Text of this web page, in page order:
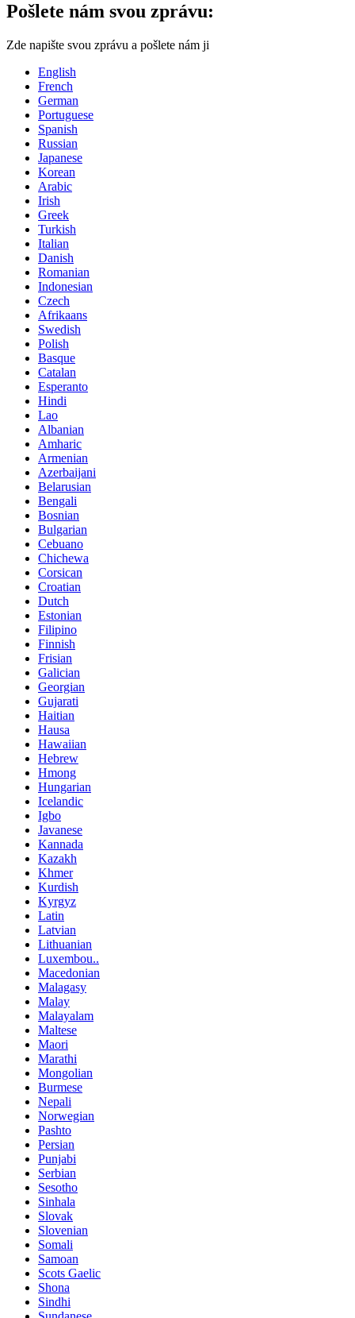
Pošlete nám svou zprávu:
Zde napište svou zprávu a pošlete nám ji
English
French
German
Portuguese
Spanish
Russian
Japanese
Korean
Arabic
Irish
Greek
Turkish
Italian
Danish
Romanian
Indonesian
Czech
Afrikaans
Swedish
Polish
Basque
Catalan
Esperanto
Hindi
Lao
Albanian
Amharic
Armenian
Azerbaijani
Belarusian
Bengali
Bosnian
Bulgarian
Cebuano
Chichewa
Corsican
Croatian
Dutch
Estonian
Filipino
Finnish
Frisian
Galician
Georgian
Gujarati
Haitian
Hausa
Hawaiian
Hebrew
Hmong
Hungarian
Icelandic
Igbo
Javanese
Kannada
Kazakh
Khmer
Kurdish
Kyrgyz
Latin
Latvian
Lithuanian
Luxembou..
Macedonian
Malagasy
Malay
Malayalam
Maltese
Maori
Marathi
Mongolian
Burmese
Nepali
Norwegian
Pashto
Persian
Punjabi
Serbian
Sesotho
Sinhala
Slovak
Slovenian
Somali
Samoan
Scots Gaelic
Shona
Sindhi